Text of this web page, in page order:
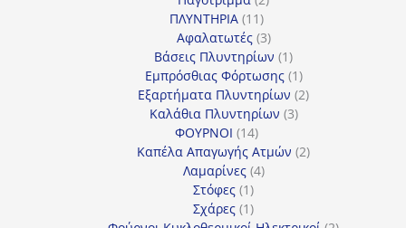
ΠΛΥΝΤΗΡΙΑ 1111
προϊόντα
Αφαλατωτές 33
προϊόντα
Βάσεις Πλυντηρίων 11
προϊόν
Εμπρόσθιας Φόρτωσης 11
προϊόν
Εξαρτήματα Πλυντηρίων 22
Καλάθια Πλυντηρίων 33
ΦΟΥΡΝΟΙ 1414
προϊόντα
Καπέλα Απαγωγής Ατμών 22
Λαμαρίνες 44
Στόφες 11
προϊόν
Σχάρες 11